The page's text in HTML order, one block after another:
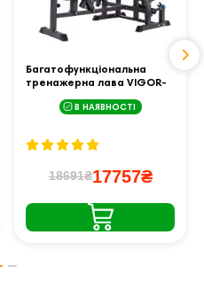
Багатофункціональна
тренажерна лава VIGOR-
В НАЯВНОСТІ
18691₴17757₴